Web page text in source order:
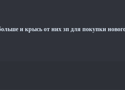
и крысь от них зп для покупки